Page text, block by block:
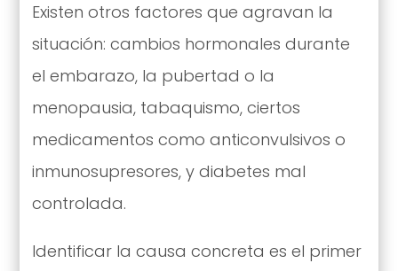
Existen otros factores que agravan la
situación: cambios hormonales durante
el embarazo, la pubertad o la
menopausia, tabaquismo, ciertos
medicamentos como anticonvulsivos o
inmunosupresores, y diabetes mal
controlada.
Identificar la causa concreta es el primer